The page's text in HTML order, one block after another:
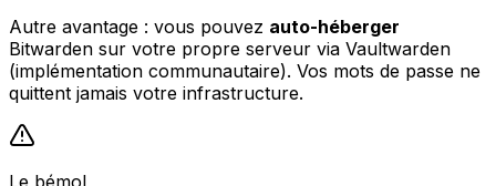
Autre avantage : vous pouvez auto-héberger
Bitwarden sur votre propre serveur via Vaultwarden
(implémentation communautaire). Vos mots de passe ne
quittent jamais votre infrastructure.